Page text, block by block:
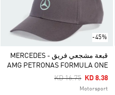
-45%
قبعة مشجعي فريق MERCEDES -
AMG PETRONAS FORMULA ONE
Price Reduced From
KD 16.75ToKD 8.38
Motorsport